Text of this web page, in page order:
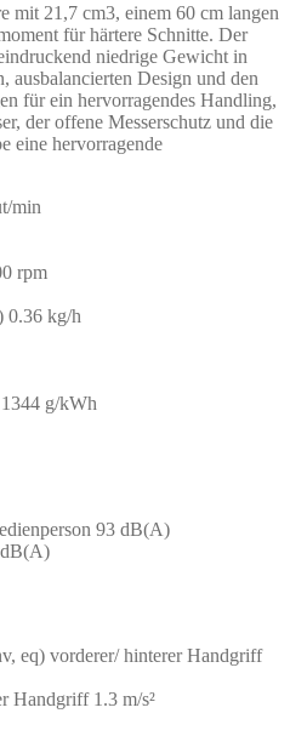
mit 21,7 cm3, einem 60 cm langen
für härtere Schnitte. Der
niedrige Gewicht in
ausbalancierten Design und den
für ein hervorragendes Handling,
der offene Messerschutz und die
eine hervorragende
min
rpm
0.36 kg/h
g/kWh
93 dB(A)
dB(A)
eq) vorderer/ hinterer Handgriff
Handgriff 1.3 m/s²